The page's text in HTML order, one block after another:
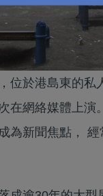
位於港島東的私
在網絡媒體上演
為新聞焦點， 經